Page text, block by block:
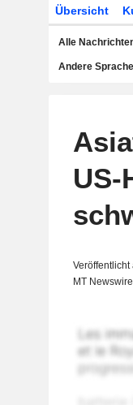
Übersicht
Alle
Andere
US-
MT